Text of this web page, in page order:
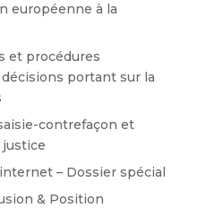
européenne à la
et procédures
portant sur la
contrefaçon et
justice
– Dossier spécial
& Position